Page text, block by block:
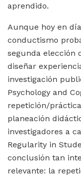
aprendido.
Aunque hoy en
conductismo
segunda elección
diseñar
investigación
Psychology and
repetición/
planeación
investigadores a
Regularity in
conclusión tan
relevante: la